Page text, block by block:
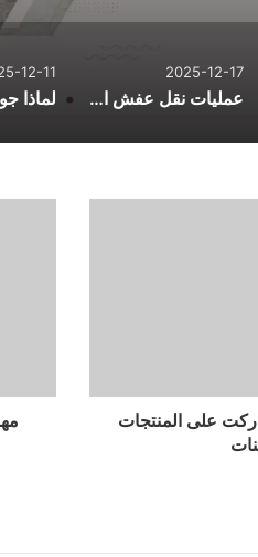
2025-12-17
عمليات نقل عفش احترافية لتسهيل يوم التنقل
12-11
على المنتجات